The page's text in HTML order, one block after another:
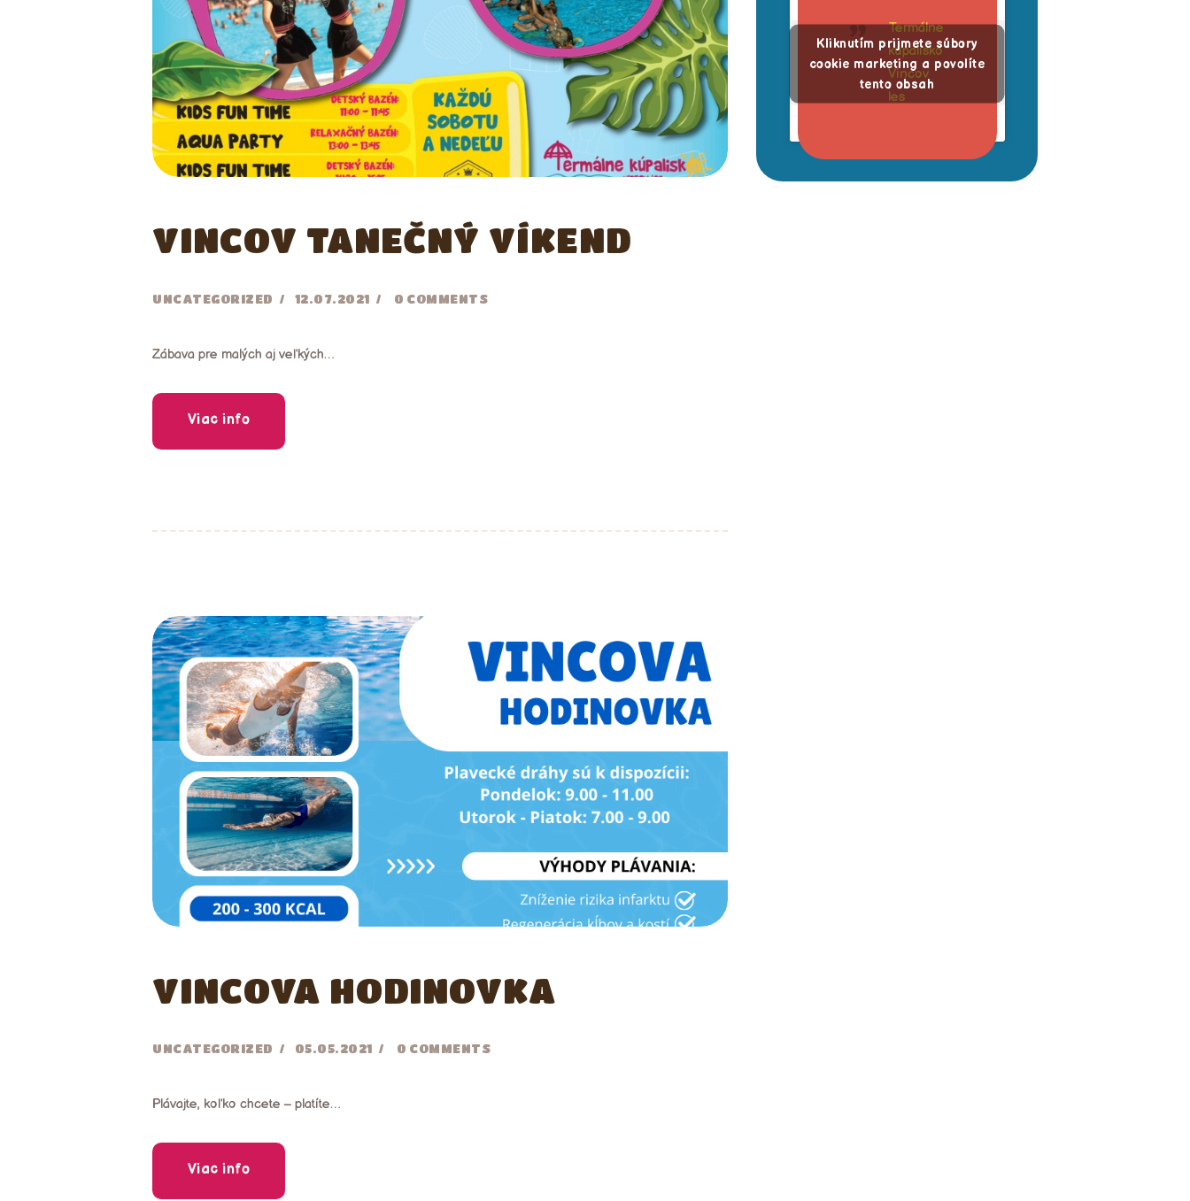
ATRAKCIE A SLUŽBY
VINCOV TANEČNÝ VÍKEND
UNCATEGORIZED 12.07.2021 0 COMMENTS
Zábava pre malých aj veľkých…
Viac info
VINCOVA HODINOVKA
UNCATEGORIZED 05.05.2021 0 COMMENTS
Plávajte, koľko chcete – platíte…
Viac info
Termálne
kúpalisko
Vincov
les
Kliknutím prijmete súbory
cookie marketing a povolíte
tento obsah